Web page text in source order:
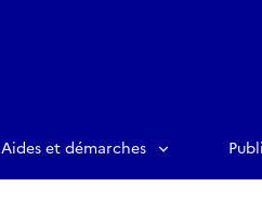
Aides et démarches